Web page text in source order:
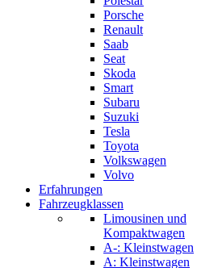
Porsche
Renault
Saab
Seat
Skoda
Smart
Subaru
Suzuki
Tesla
Toyota
Volkswagen
Volvo
Erfahrungen
Fahrzeugklassen
Limousinen und
Kompaktwagen
A-: Kleinstwagen
A: Kleinstwagen